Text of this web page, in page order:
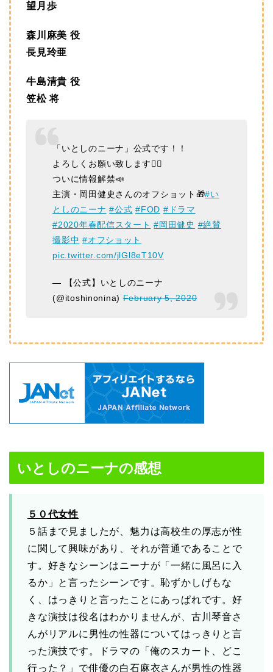
望月歩
森川麻美 役
長見玲亜
牛島清貴 役
笠松 将
「いとしのニーナ」公式です！！
よろしくお願い致します🙇‍♂️
ついに情報解禁📣
主演・岡田健史さんのオフショット🎁#い
としのニーナ #公式 #FOD #ドラマ
#2020年春配信スタート #岡田健史 #絶賛
撮影中 #オフショット
pic.twitter.com/jlGl8eT10V
— 【公式】いとしのニーナ
(@itoshinonina)February 5, 2020
いとしのニーナの感想
５０代女性
５話まで見ましたが、魅力は高校生の厚志が性
に関して興味があり、それが普通であることで
す。好きなシーンはニーナが「一緒に風呂に入
るか」と言ったシーンです。恥ずかしげもな
く、はっきりと言ったことにあっぱれです。好
きな演技は役名はわかりませんが、古川琴音さ
んがリアルに男性の性器についてはっきりと言
った演技です。ドラマの「俺のスカート、どこ
行った？」で俳優の白石麻衣さんが男性の性器